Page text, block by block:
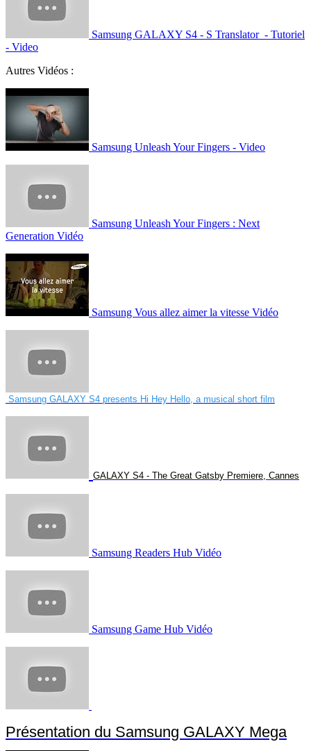
Samsung GALAXY S4 - S Translator - Tutoriel
- Video
Autres Vidéos :
Samsung Unleash Your Fingers - Video
Samsung Unleash Your Fingers : Next
Generation Vidéo
Samsung Vous allez aimer la vitesse Vidéo
Samsung GALAXY S4 presents Hi Hey Hello, a musical short film
GALAXY S4 - The Great Gatsby Premiere, Cannes
Samsung Readers Hub Vidéo
Samsung Game Hub Vidéo
Présentation du Samsung GALAXY Mega